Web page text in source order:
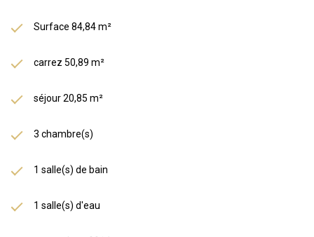
Surface 84,84 m²
carrez 50,89 m²
séjour 20,85 m²
3 chambre(s)
1 salle(s) de bain
1 salle(s) d'eau